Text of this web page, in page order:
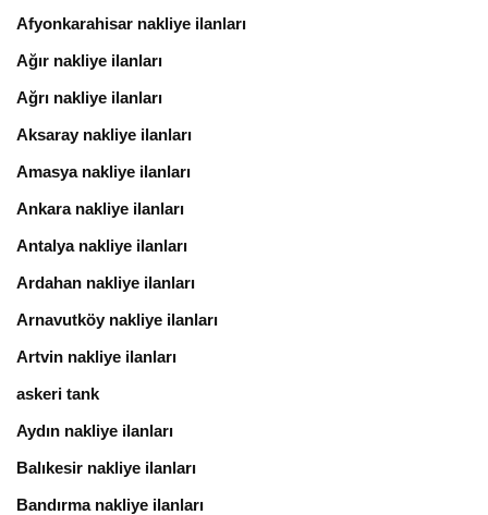
Afyonkarahisar nakliye ilanları
Ağır nakliye ilanları
Ağrı nakliye ilanları
Aksaray nakliye ilanları
Amasya nakliye ilanları
Ankara nakliye ilanları
Antalya nakliye ilanları
Ardahan nakliye ilanları
Arnavutköy nakliye ilanları
Artvin nakliye ilanları
askeri tank
Aydın nakliye ilanları
Balıkesir nakliye ilanları
Bandırma nakliye ilanları